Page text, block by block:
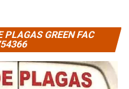
GREEN FAC